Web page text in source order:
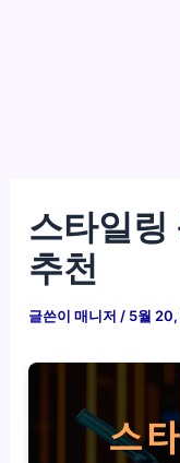
스타일링
추천
글쓴이매니저 / 5월